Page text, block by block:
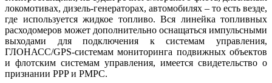
локомотивах, дизель-генераторах, автомобилях – то есть везде,
где используется жидкое топливо. Вся линейка топливных
расходомеров может дополнительно оснащаться импульсными
выходами для подключения к системам управления,
ГЛОНАСС/GPS-системам мониторинга подвижных объектов
и флотским системам управления, имеется свидетельство о
признании РРP и РМРС.